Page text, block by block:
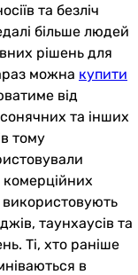
та безліч
більше людей
рішень для
можна купити
від
та інших
тому
використовують
таунхаусів та
Ті, хто раніше
в